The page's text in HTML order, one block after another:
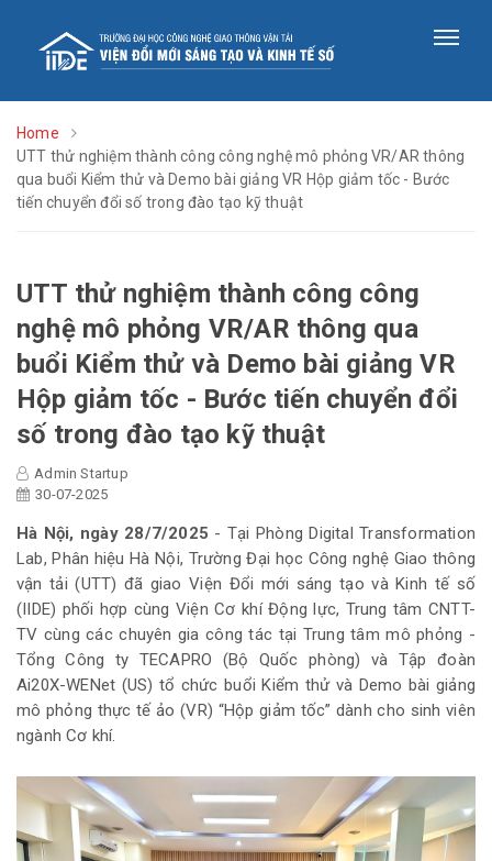
Home
UTT thử nghiệm thành công công nghệ mô phỏng VR/AR thông
qua buổi Kiểm thử và Demo bài giảng VR Hộp giảm tốc - Bước
tiến chuyển đổi số trong đào tạo kỹ thuật
UTT thử nghiệm thành công công
nghệ mô phỏng VR/AR thông qua
buổi Kiểm thử và Demo bài giảng VR
Hộp giảm tốc - Bước tiến chuyển đổi
số trong đào tạo kỹ thuật
Admin Startup
30-07-2025
Hà Nội, ngày 28/7/2025 - Tại Phòng Digital Transformation
Lab, Phân hiệu Hà Nội, Trường Đại học Công nghệ Giao thông
vận tải (UTT) đã giao Viện Đổi mới sáng tạo và Kinh tế số
(IIDE) phối hợp cùng Viện Cơ khí Động lực, Trung tâm CNTT-
TV cùng các chuyên gia công tác tại Trung tâm mô phỏng -
Tổng Công ty TECAPRO (Bộ Quốc phòng) và Tập đoàn
Ai20X-WENet (US) tổ chức buổi Kiểm thử và Demo bài giảng
mô phỏng thực tế ảo (VR) “Hộp giảm tốc” dành cho sinh viên
ngành Cơ khí.